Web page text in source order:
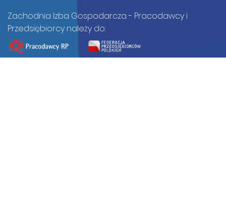
Zachodnia Izba Gospodarcza - Pracodawcy i
Przedsiębiorcy należy do: